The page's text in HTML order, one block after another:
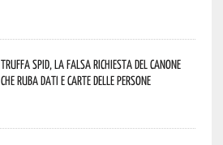
Truffa Spid, la falsa richiesta del canone
che ruba dati e carte delle persone